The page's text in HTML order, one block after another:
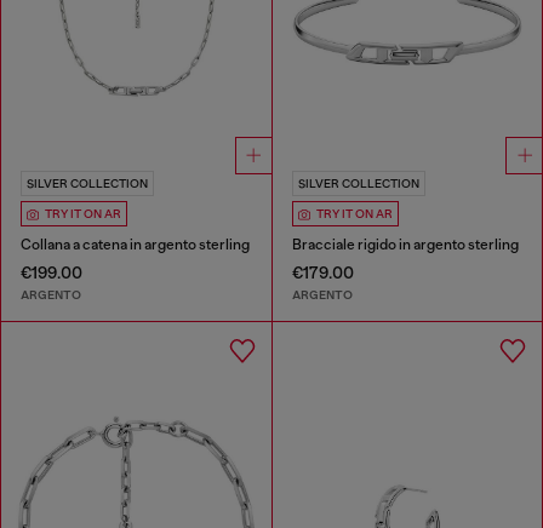
SILVER COLLECTION
TRY IT ON AR
Collana a catena in argento sterling
€199.00
ARGENTO
SILVER COLLECTION
TRY IT ON AR
Bracciale rigido in argento sterling
€179.00
ARGENTO